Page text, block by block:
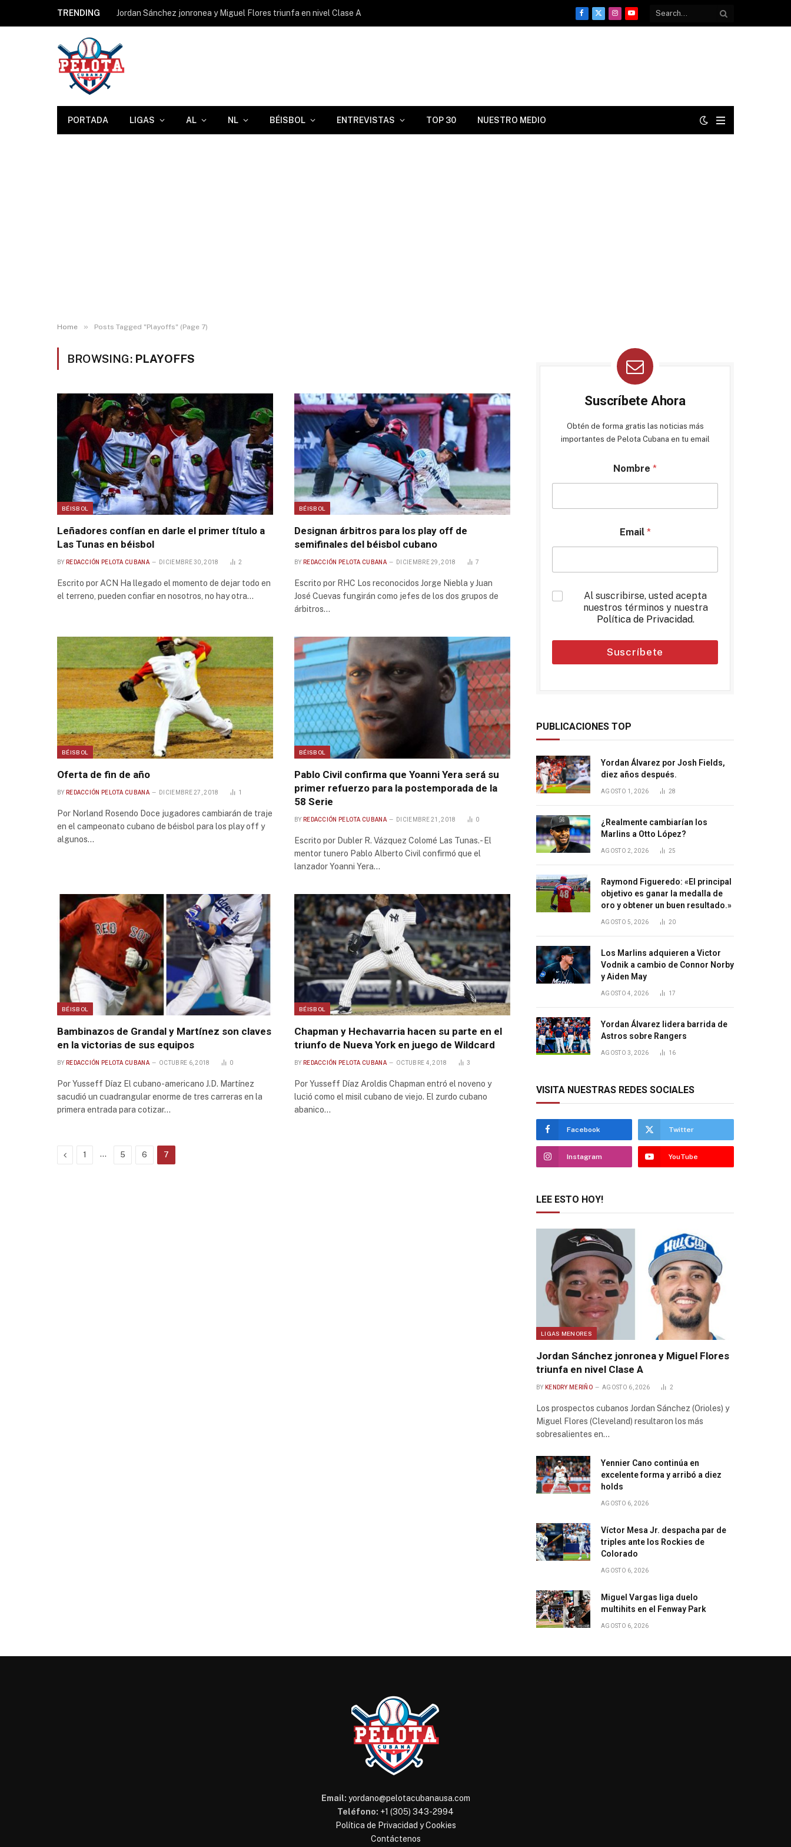
TRENDING Jordan Sánchez jonronea y Miguel Flores triunfa en nivel Clase A
Facebook
X
InstagramYouTube
PORTADA LIGAS AL NL BÉISBOL ENTREVISTAS TOP 30 NUESTRO MEDIO
Home » Posts Tagged "Playoffs" (Page 7)
BROWSING: PLAYOFFS
BÉISBOL
Leñadores confían en darle el primer título a
Las Tunas en béisbol
BY REDACCIÓN PELOTA CUBANA DICIEMBRE 30, 2018 2
Escrito por ACN Ha llegado el momento de dejar todo en
el terreno, pueden confiar en nosotros, no hay otra…
BÉISBOL
Designan árbitros para los play off de
semifinales del béisbol cubano
BY REDACCIÓN PELOTA CUBANA DICIEMBRE 29, 2018 7
Escrito por RHC Los reconocidos Jorge Niebla y Juan
José Cuevas fungirán como jefes de los dos grupos de
árbitros…
BÉISBOL
Oferta de fin de año
BY REDACCIÓN PELOTA CUBANA DICIEMBRE 27, 2018 1
Por Norland Rosendo Doce jugadores cambiarán de traje
en el campeonato cubano de béisbol para los play off y
algunos…
BÉISBOL
Pablo Civil confirma que Yoanni Yera será su
primer refuerzo para la postemporada de la
58 Serie
BY REDACCIÓN PELOTA CUBANA DICIEMBRE 21, 2018 0
Escrito por Dubler R. Vázquez Colomé Las Tunas.- El
mentor tunero Pablo Alberto Civil confirmó que el
lanzador Yoanni Yera…
BÉISBOL
Bambinazos de Grandal y Martínez son claves
en la victorias de sus equipos
BY REDACCIÓN PELOTA CUBANA OCTUBRE 6, 2018 0
Por Yusseff Díaz El cubano-americano J.D. Martínez
sacudió un cuadrangular enorme de tres carreras en la
primera entrada para cotizar…
BÉISBOL
Chapman y Hechavarria hacen su parte en el
triunfo de Nueva York en juego de Wildcard
BY REDACCIÓN PELOTA CUBANA OCTUBRE 4, 2018 3
Por Yusseff Díaz Aroldis Chapman entró el noveno y
lució como el misil cubano de viejo. El zurdo cubano
abanico…
Previous
1 … 5 6 7
Suscríbete Ahora
Obtén de forma gratis las noticias más
importantes de Pelota Cubana en tu email
Nombre *
Email *
*
Al suscribirse, usted acepta
nuestros términos y nuestra
Política de Privacidad.
Suscríbete
PUBLICACIONES TOP
Yordan Álvarez por Josh Fields,
diez años después.
AGOSTO 1, 2026 28
¿Realmente cambiarían los
Marlins a Otto López?
AGOSTO 2, 2026 25
Raymond Figueredo: «El principal
objetivo es ganar la medalla de
oro y obtener un buen resultado.»
AGOSTO 5, 2026 20
Los Marlins adquieren a Victor
Vodnik a cambio de Connor Norby
y Aiden May
AGOSTO 4, 2026 17
Yordan Álvarez lidera barrida de
Astros sobre Rangers
AGOSTO 3, 2026 16
VISITA NUESTRAS REDES SOCIALES
Facebook Twitter
Instagram YouTube
LEE ESTO HOY!
LIGAS MENORES
Jordan Sánchez jonronea y Miguel Flores
triunfa en nivel Clase A
BY KENDRY MERIÑO AGOSTO 6, 2026 2
Los prospectos cubanos Jordan Sánchez (Orioles) y
Miguel Flores (Cleveland) resultaron los más
sobresalientes en…
Yennier Cano continúa en
excelente forma y arribó a diez
holds
AGOSTO 6, 2026
Víctor Mesa Jr. despacha par de
triples ante los Rockies de
Colorado
AGOSTO 6, 2026
Miguel Vargas liga duelo
multihits en el Fenway Park
AGOSTO 6, 2026
Email: yordano@pelotacubanausa.com
Teléfono: +1 (305) 343-2994
Política de Privacidad y Cookies
Contáctenos